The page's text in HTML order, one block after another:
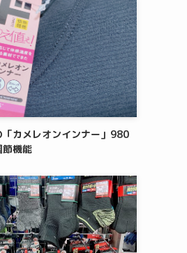
「カメレオンインナー」980
節機能